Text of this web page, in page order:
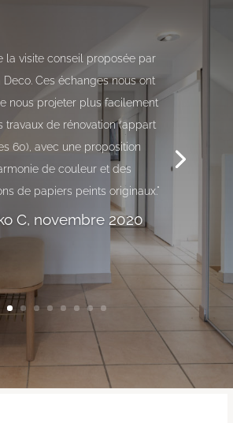
chaleureux et plus moderne.
est à l'écoute des besoins de
et sait les concrétiser. Très
au suivi de chantier. Notre
a pris une nouvelle dimension.
D, septembre 2020